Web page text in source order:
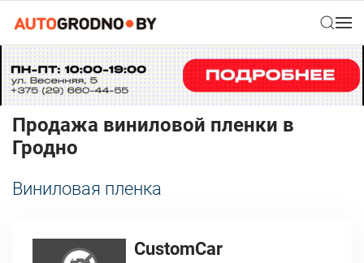
Продажа виниловой пленки в
Гродно
Виниловая пленка
CustomCar